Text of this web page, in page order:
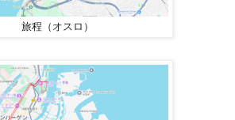
旅程（オスロ）